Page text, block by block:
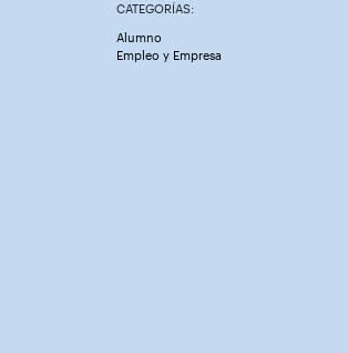
CATEGORÍAS:
Alumno
Empleo y Empresa